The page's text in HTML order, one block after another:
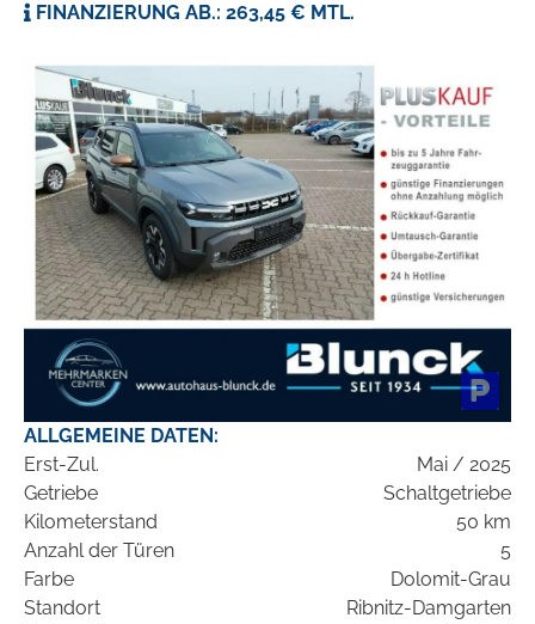
FINANZIERUNG AB.: 263,45 € MTL.
ALLGEMEINE DATEN:
Erst-Zul.
Mai / 2025
Getriebe
Schaltgetriebe
Kilometerstand
50 km
Anzahl der Türen
5
Farbe
Dolomit-Grau
Standort
Ribnitz-Damgarten